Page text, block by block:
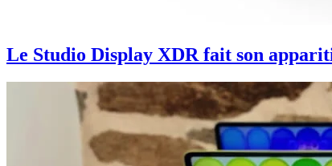
Le Studio Display XDR fait son